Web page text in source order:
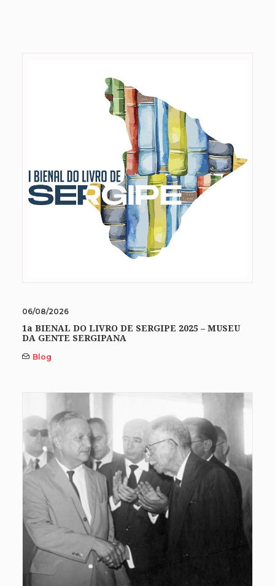
06/08/2026
1a BIENAL DO LIVRO DE SERGIPE 2025 – MUSEU
DA GENTE SERGIPANA
Blog